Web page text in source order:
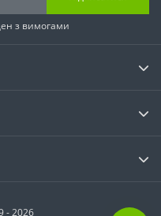
з вимогами
- 2026